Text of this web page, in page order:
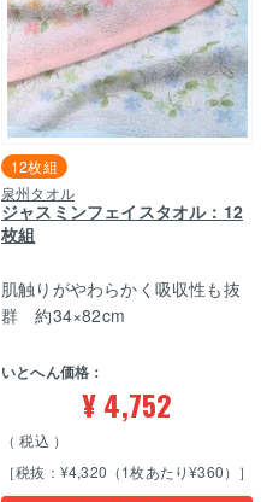
泉州タオル
ジャスミンフェイスタオル：12
枚組
12枚組
いとへん価格：
¥4,752
税込
［税抜：¥4,320（1枚あたり¥360）］
肌触りがやわらかく吸収性も抜
群 約34×82cm